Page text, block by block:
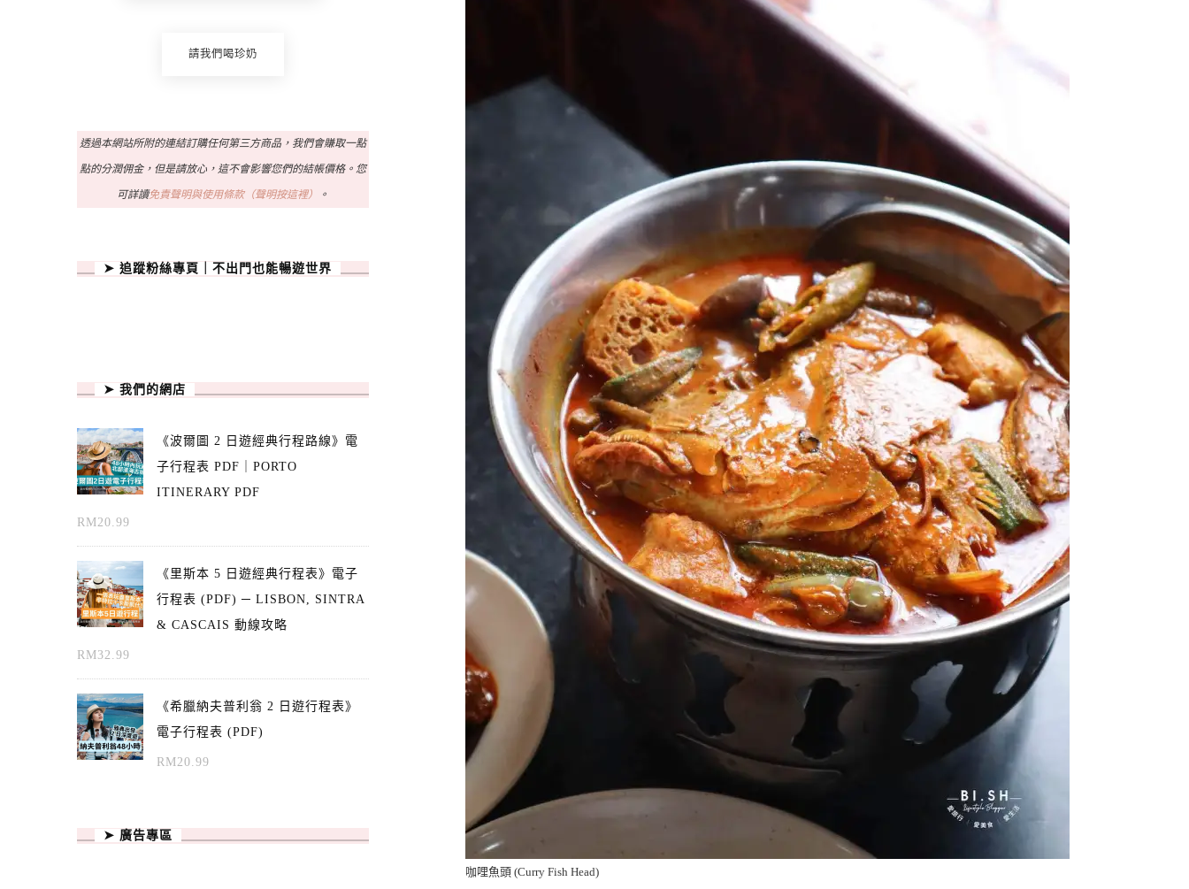
咖哩魚頭 (Curry Fish Head)
請我們喝珍奶
透過本網站所附的連結訂購任何第三方商品，我們會賺取一點
點的分潤佣金，但是請放心，這不會影響您們的結帳價格。您
可詳讀免責聲明與使用條款（聲明按這裡） 。
➤ 追蹤粉絲專頁｜不出門也能暢遊世界
➤ 我們的網店
《波爾圖 2 日遊經典行程路線》電
子行程表 PDF｜PORTO
ITINERARY PDF
RM20.99
《里斯本 5 日遊經典行程表》電子
行程表 (PDF) ─ LISBON, SINTRA
& CASCAIS 動線攻略
RM32.99
《希臘納夫普利翁 2 日遊行程表》
電子行程表 (PDF)
RM20.99
➤ 廣告專區